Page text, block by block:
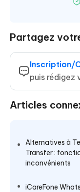
Partagez
Inscription/
puis rédigez
Articles
Alternatives à
Transfer :
inconvénients
iCareFone